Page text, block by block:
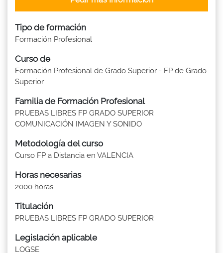
Tipo de formación
Formación Profesional
Curso de
Formación Profesional de Grado Superior - FP de Grado
Superior
Familia de Formación Profesional
PRUEBAS LIBRES FP GRADO SUPERIOR
COMUNICACIÓN IMAGEN Y SONIDO
Metodología del curso
Curso FP a Distancia en VALENCIA
Horas necesarias
2000 horas
Titulación
PRUEBAS LIBRES FP GRADO SUPERIOR
Legislación aplicable
LOGSE